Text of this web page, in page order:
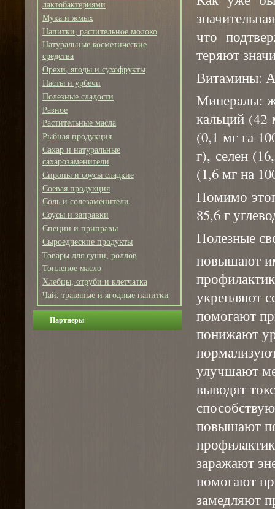
лактобактериями
Мука и жмых
Напитки, растительное молоко
Натуральные косметические
средства
Орехи, ягоды и сухофрукты
Пасты и урбечи
Полезные сладости
Разное
Растительные масла
Рыбная продукция
Сахар и натуральные
сахарозаменители
Сиропы и соусы сладкие
Соевая продукция
Соль и солезаменители
Соусы и заправки
Специи и приправы
Сыроедческие продукты
Товары для суши, роллов
Топленое масло
Хлебцы, отруби и клетчатка
Чай, травяные и ягодные напитки
Партнеры
что
теряют
Витамины:
Минералы:
кальций (42
(0,1 мг га
г), селен
(1,6 мг на
Помимо
85,6 г
Полезные
повышают
укрепляют
помогают
понижают
улучшают
выводят
повышают
заражают
помогают
замедляют